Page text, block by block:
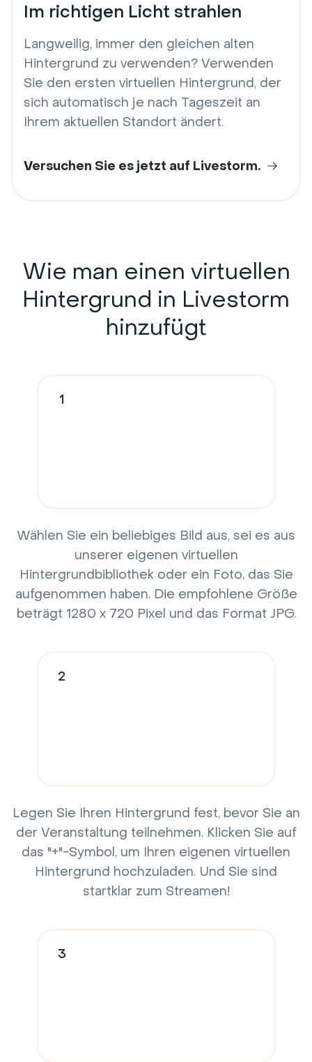
Im richtigen Licht strahlen
Langweilig, immer den gleichen alten
Hintergrund zu verwenden? Verwenden
Sie den ersten virtuellen Hintergrund, der
sich automatisch je nach Tageszeit an
Ihrem aktuellen Standort ändert.
Versuchen Sie es jetzt auf Livestorm.
Wie man einen virtuellen
Hintergrund in Livestorm
hinzufügt
1
Wählen Sie ein beliebiges Bild aus, sei es aus
unserer eigenen virtuellen
Hintergrundbibliothek oder ein Foto, das Sie
aufgenommen haben. Die empfohlene Größe
beträgt 1280 x 720 Pixel und das Format JPG.
2
Legen Sie Ihren Hintergrund fest, bevor Sie an
der Veranstaltung teilnehmen. Klicken Sie auf
das "+"-Symbol, um Ihren eigenen virtuellen
Hintergrund hochzuladen. Und Sie sind
startklar zum Streamen!
3